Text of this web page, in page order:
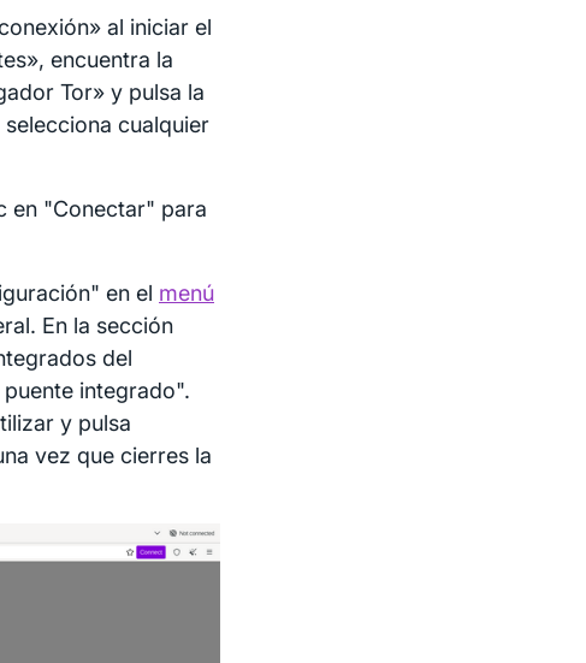
al iniciar el
encuentra la
Tor» y pulsa la
cualquier
en "Conectar" para
en el menú
En la sección
del
integrado".
y pulsa
vez que cierres la